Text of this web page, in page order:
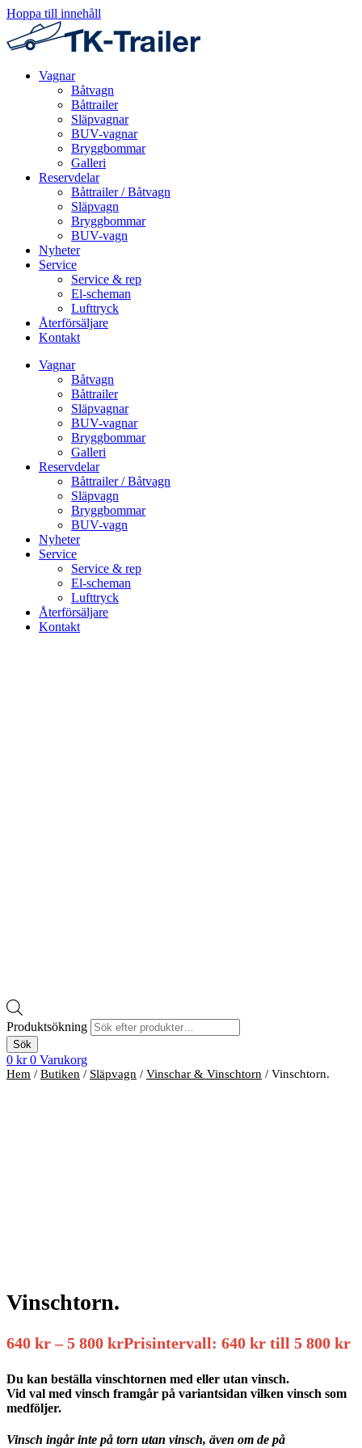
Hoppa till innehåll
Vagnar
Båtvagn
Båttrailer
Släpvagnar
BUV-vagnar
Bryggbommar
Galleri
Reservdelar
Båttrailer / Båtvagn
Släpvagn
Bryggbommar
BUV-vagn
Nyheter
Service
Service & rep
El-scheman
Lufttryck
Återförsäljare
Kontakt
Vagnar
Båtvagn
Båttrailer
Släpvagnar
BUV-vagnar
Bryggbommar
Galleri
Reservdelar
Båttrailer / Båtvagn
Släpvagn
Bryggbommar
BUV-vagn
Nyheter
Service
Service & rep
El-scheman
Lufttryck
Återförsäljare
Kontakt
Produktsökning
Sök
0 kr 0 Varukorg
Hem / Butiken / Släpvagn / Vinschar & Vinschtorn / Vinschtorn.
Vinschtorn.
640 kr – 5 800 krPrisintervall: 640 kr till 5 800 kr
Du kan beställa vinschtornen med eller utan vinsch.
Vid val med vinsch framgår på variantsidan vilken vinsch som
medföljer.
Vinsch ingår inte på torn utan vinsch, även om de på